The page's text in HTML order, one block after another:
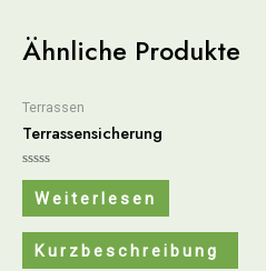
Ähnliche Produkte
Terrassen
Terrassensicherung
Bewertet
mit
von
5
Weiterlesen
Kurzbeschreibung